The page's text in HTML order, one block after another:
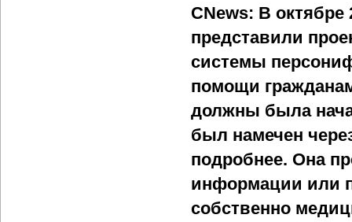
CNews: В
представили
системы
помощи
должны была
был намечен
подробнее. Она
информации или
собственно